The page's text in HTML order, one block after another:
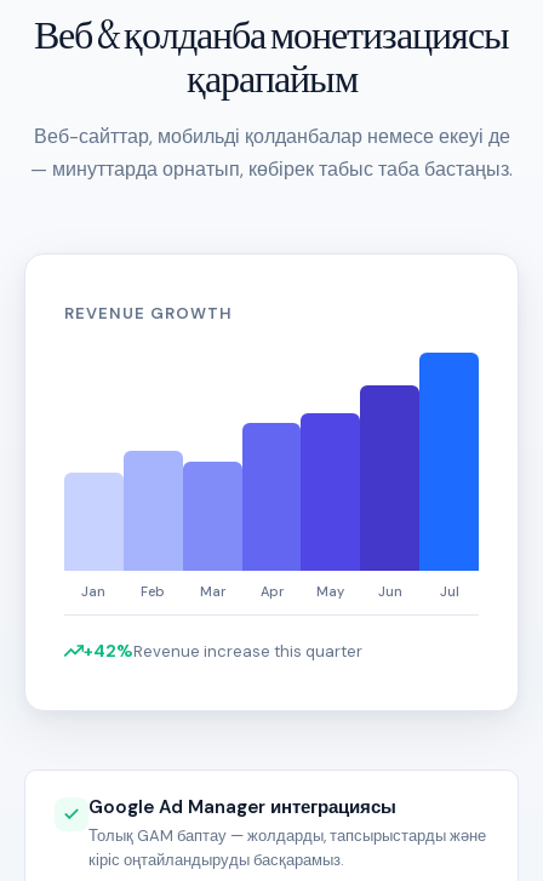
Веб & қолданба монетизациясы
қарапайым
Веб-сайттар, мобильді қолданбалар немесе екеуі де
— минуттарда орнатып, көбірек табыс таба бастаңыз.
Google Ad Manager интеграциясы
Толық GAM баптау — жолдарды, тапсырыстарды және
кіріс оңтайландыруды басқарамыз.
REVENUE GROWTH
+42%Revenue increase this quarter